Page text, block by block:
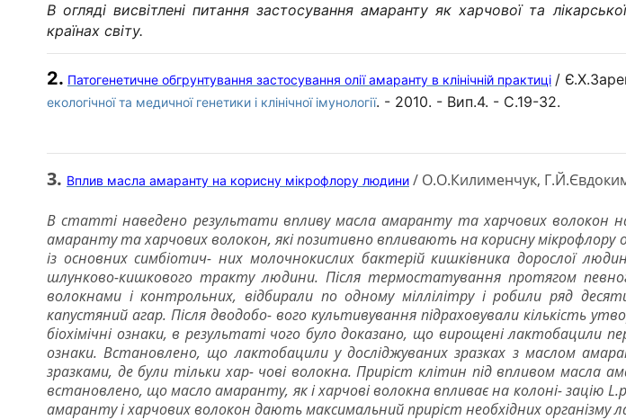
В огляді висвітлені питання застосування амаранту як харчової та
країнах світу.
2. Патогенетичне обгрунтування застосування олії амаранту в клінічній практиці /
екологічної та медичної генетики і клінічної імунології. - 2010. - Вип.4. - С.19-32.
3. Вплив масла амаранту на корисну мікрофлору людини / О.О.Килименчук,
В статті наведено результати впливу масла амаранту та харчових волокон
амаранту та харчових волокон, які позитивно впливають на корисну
із основних симбіотич- них молочнокислих бактерій кишківника дорослої
шлунково-кишкового тракту людини. Після термостатування протягом
волокнами і контрольних, відбирали по одному міллілітру і робили ряд
капустяний агар. Після дводобо- вого культивування підраховували кількість
біохімічні ознаки, в результаті чого було доказано, що вирощені лактобацили
ознаки. Встановлено, що лактобацили у досліджуваних зразках з маслом
зразками, де були тільки хар- чові волокна. Приріст клітин під впливом масла
встановлено, що масло амаранту, як і харчові волокна впливає на колоні- зацію
амаранту і харчових волокон дають максимальний приріст необхідних організму